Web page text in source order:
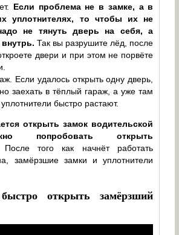
Если проблема не в замке, а в
уплотнителях, то чтобы их не
не тянуть дверь на себя, а
Так вы разрушите лёд, после
двери и при этом не порвёте
Если удалось открыть одну дверь,
заехать в тёплый гараж, а уже там
быстро растают.
открыть замок водительской
попробовать открыть
После того как начнёт работать
замёрзшие замки и уплотнители
открыть замёрзший